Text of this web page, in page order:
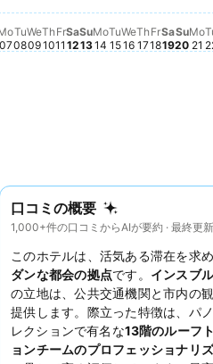
31 01
September 02
September 03
September 04
の価格動向はありません
September 05
September 06
23,041
Monday, September 07
￥26,914
07
Tuesday, September 08
￥26,532
Tu
08
Wednesday, September
￥26,855
We
09
Thursday, September 10
￥26,499
Th
10
Friday, September 11
この日付の価格動向は
Fr
11
Saturday,
￥30,595
Sa
12
Sunday,
￥23,583
Su
13
Monday,
￥26,182
Mo
14
Tu
15
この日付の
We
16
Thursday,
この日付
Th
17
Friday,
この日
Fr
18
Sa
19
￥
Su
20
Mo
21
口コミの概要
1,000+件の口コミからAIが要約 · 最終更
このホテルは、活気ある滞在を求
ダンな都会の拠点です。 インスブ
の立地は、公共交通機関と市内の
提供します。際立った特徴は、パ
レクションで有名な13階のルーフ
ョンチームのプロフェッショナリ